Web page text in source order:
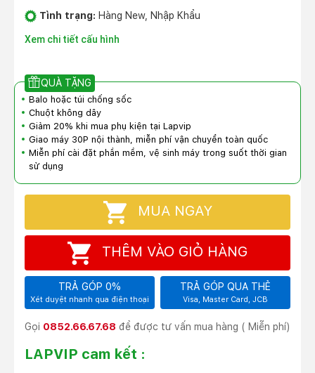
Tình trạng: Hàng New, Nhập Khẩu
Xem chi tiết cấu hình
QUÀ TẶNG
Balo hoặc túi chống sốc
Chuột không dây
Giảm 20% khi mua phụ kiện tại Lapvip
Giao máy 30P nội thành, miễn phí vận chuyển toàn quốc
Miễn phí cài đặt phần mềm, vệ sinh máy trong suốt thời gian
sử dụng
MUA NGAY
THÊM VÀO GIỎ HÀNG
TRẢ GÓP 0%
Xét duyệt nhanh qua điện thoại
TRẢ GÓP QUA THẺ
Visa, Master Card, JCB
Gọi 0852.66.67.68 để được tư vấn mua hàng ( Miễn phí)
LAPVIP cam kết :